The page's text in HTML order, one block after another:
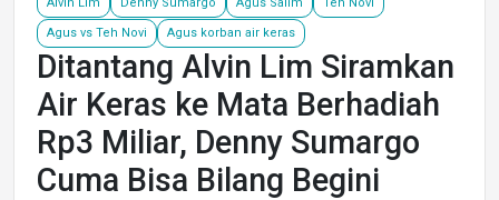
Agus vs Teh Novi Agus korban air keras
Ditantang Alvin Lim Siramkan
Air Keras ke Mata Berhadiah
Rp3 Miliar, Denny Sumargo
Cuma Bisa Bilang Begini